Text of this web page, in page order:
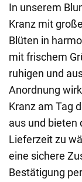
In unserem
Kranz mit
Blüten in
mit frischem
ruhigen und
Anordnung
Kranz am Tag
aus und bieten
Lieferzeit zu
eine sichere
Bestätigung